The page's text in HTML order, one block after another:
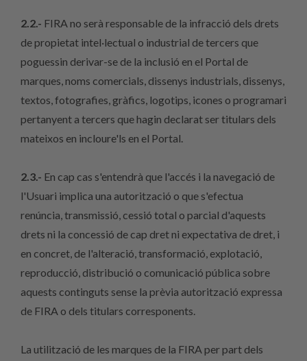
2.2.- FIRA no serà responsable de la infracció dels drets
de propietat intel·lectual o industrial de tercers que
poguessin derivar-se de la inclusió en el Portal de
marques, noms comercials, dissenys industrials, dissenys,
textos, fotografies, gràfics, logotips, icones o programari
pertanyent a tercers que hagin declarat ser titulars dels
mateixos en incloure'ls en el Portal.
2.3.- En cap cas s'entendrà que l'accés i la navegació de
l'Usuari implica una autorització o que s'efectua
renúncia, transmissió, cessió total o parcial d'aquests
drets ni la concessió de cap dret ni expectativa de dret, i
en concret, de l'alteració, transformació, explotació,
reproducció, distribució o comunicació pública sobre
aquests continguts sense la prèvia autorització expressa
de FIRA o dels titulars corresponents.
La utilització de les marques de la FIRA per part dels